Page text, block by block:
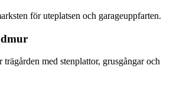
för uteplatsen och garageuppfarten.
med stenplattor, grusgångar och